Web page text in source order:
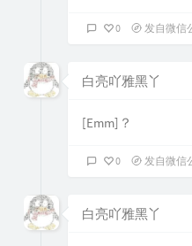
0 发自微信
白亮吖雅黑丫
[Emm]？
0 发自微信
白亮吖雅黑丫